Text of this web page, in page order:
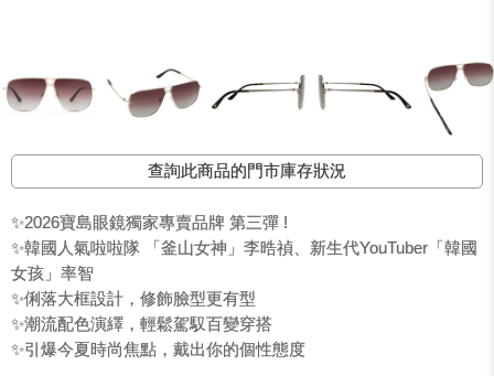
查詢此商品的門市庫存狀況
✨2026寶島眼鏡獨家專賣品牌 第三彈 !
✨韓國人氣啦啦隊 「釜山女神」李晧禎、新生代YouTuber「韓國
女孩」率智
✨俐落大框設計，修飾臉型更有型
✨潮流配色演繹，輕鬆駕馭百變穿搭
✨引爆今夏時尚焦點，戴出你的個性態度